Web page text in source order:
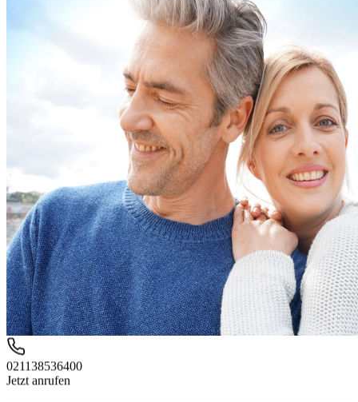
021138536400
Jetzt anrufen